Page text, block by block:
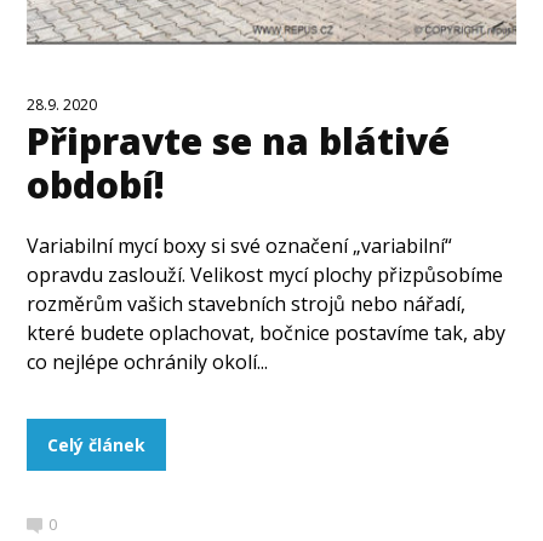
28.9. 2020
Připravte se na blátivé
období!
Variabilní mycí boxy si své označení „variabilní“
opravdu zaslouží. Velikost mycí plochy přizpůsobíme
rozměrům vašich stavebních strojů nebo nářadí,
které budete oplachovat, bočnice postavíme tak, aby
co nejlépe ochránily okolí...
Celý článek
0